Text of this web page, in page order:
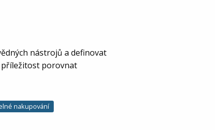
nástrojů a definovat
příležitost porovnat
nakupování